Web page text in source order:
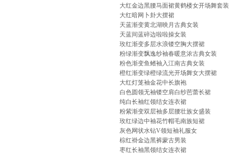
大红金边黑腰马面裙黄鹤楼女开场舞套装
大红暗网卜卦大摆裙
天蓝渐变黄北湖映月古典女装
天蓝间蓝碎边啦啦操女装
玫红渐变多层水浪镂空胸大摆裙
粉绿渐变飘逸纱袖春暖意浓古典女装
粉色渐变鱼鳍袖入江南古典女装
橙红渐变绿橙绿流光开场舞女大摆裙
大红灯笼袖金花中长旗袍
白色圆领无袖镂空肩白纱芭蕾长裙
纯白长袖红领结女连衣裙
粉紫渐变双层袖多层腰壮族女盛装
玫红绿边中袖花竹帽毛南族短裙
灰色网状水钻V领短袖礼服女
棕红褂金边黑裤蒙古男装
枣红长袖黑领结女连衣裙